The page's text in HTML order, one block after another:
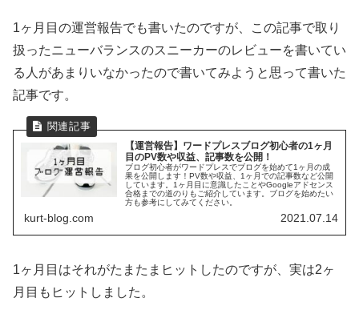
1ヶ月目の運営報告でも書いたのですが、この記事で取り
扱ったニューバランスのスニーカーのレビューを書いてい
る人があまりいなかったので書いてみようと思って書いた
記事です。
【運営報告】ワードプレスブログ初心者の1ヶ月
目のPV数や収益、記事数を公開！
ブログ初心者がワードプレスでブログを始めて1ヶ月の成
果を公開します！PV数や収益、1ヶ月での記事数など公開
しています。1ヶ月目に意識したことやGoogleアドセンス
合格までの道のりもご紹介しています。ブログを始めたい
方も参考にしてみてください。
kurt-blog.com 2021.07.14
1ヶ月目はそれがたまたまヒットしたのですが、実は2ヶ
月目もヒットしました。